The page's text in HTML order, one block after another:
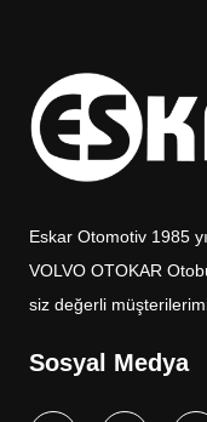
Eskar Otomotiv 1985
VOLVO OTOKAR
siz değerli
Sosyal Medya